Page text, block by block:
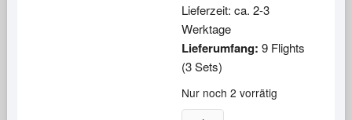
Lieferzeit: ca. 2-3
Werktage
Lieferumfang: 9 Flights
(3 Sets)
Nur noch 2 vorrätig